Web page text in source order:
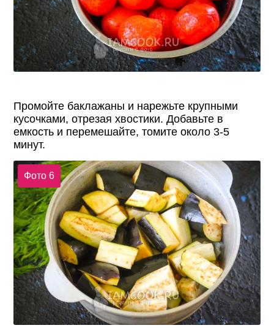
Промойте баклажаны и нарежьте крупными
кусочками, отрезая хвостики. Добавьте в
емкость и перемешайте, томите около 3-5
минут.
Фото 6